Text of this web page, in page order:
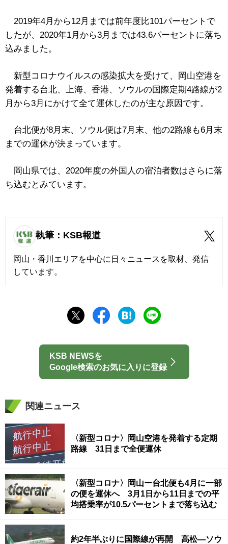
2019年4月から12月までは前年度比101パーセントで
したが、2020年1月から3月までは43.6パーセントに落ち
込みました。
新型コロナウイルスの感染拡大を受けて、岡山空港を
発着する台北、上海、香港、ソウルの国際定期4路線が2
月から3月にかけて全て運休したのが主な原因です。
台北便が8月末、ソウル便は7月末、他の2路線も6月末
までの運休が決まっています。
岡山県では、2020年度の外国人の宿泊者数はさらに落
ち込むとみています。
執筆：KSB報道
岡山・香川エリアを中心に日々ニュースを取材、発信
しています。
KSB NEWSを
Google検索のお気に入りに登録
関連ニュース
〈新型コロナ〉岡山空港を発着する定期
路線 31日まで全便運休
〈新型コロナ〉岡山ー台北便も4月に一部
の便を運休へ 3月1日から11日までの平
均搭乗率が10.5パーセントまで落ち込む
約2年半ぶりに国際線が再開 高松―ソウ